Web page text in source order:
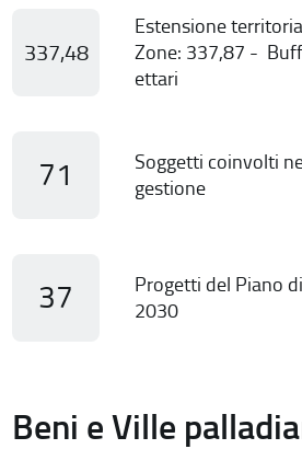
337,48
Estensione
Zone: 337,87 -
ettari
71
Soggetti coinvolti
gestione
37
Progetti del Piano
2030
Beni e Ville